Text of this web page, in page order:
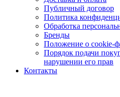
Публичный договор
Политика
Обработка
Бренды
Положение о cookie-
Порядок подачи
нарушении его прав
Контакты